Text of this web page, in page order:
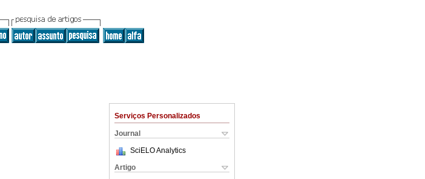
Serviços Personalizados
Journal
SciELO Analytics
Artigo